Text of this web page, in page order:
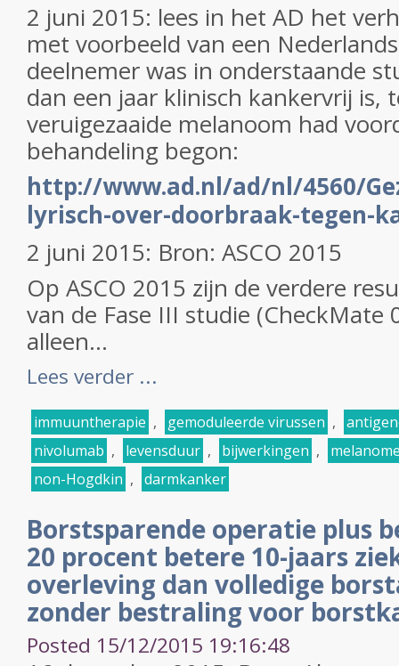
2 juni 2015: lees in het AD het
met voorbeeld van een
deelnemer was in onderstaande
dan een jaar klinisch kankervrij is,
veruigezaaide melanoom had
behandeling begon:
http://www.ad.nl/ad/nl/4560/
lyrisch-over-doorbraak-tegen-
2 juni 2015: Bron: ASCO 2015
Op ASCO 2015 zijn de verdere
van de Fase III studie (CheckMate
alleen...
Lees verder ...
immuuntherapie , gemoduleerde virussen ,
nivolumab , levensduur , bijwerkingen ,
non-Hogdkin , darmkanker
Borstsparende operatie plus
20 procent betere 10-jaars
overleving dan volledige
zonder bestraling voor
Posted 15/12/2015 19:16:48